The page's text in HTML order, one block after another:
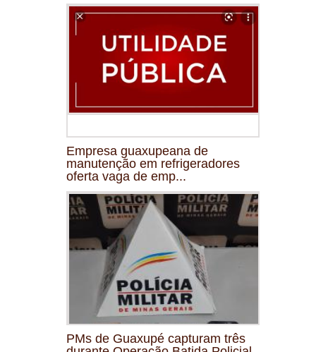
Empresa guaxupeana de
manutenção em refrigeradores
oferta vaga de emp...
PMs de Guaxupé capturam três